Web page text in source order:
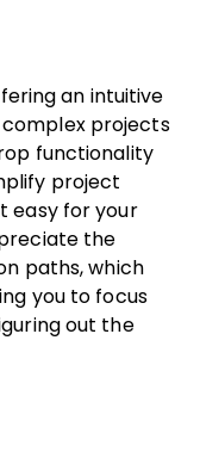
an intuitive
projects
functionality
project
easy for your
the
paths, which
you to focus
out the